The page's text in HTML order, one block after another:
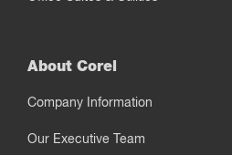
About Corel
Company Information
Our Executive Team